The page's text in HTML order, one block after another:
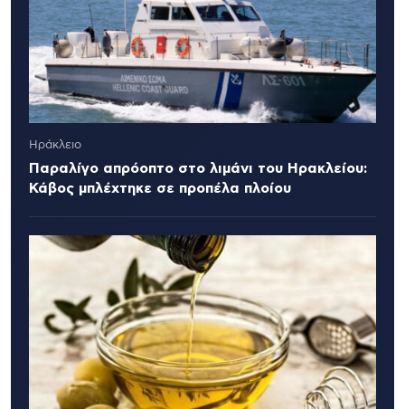
Ηράκλειο
Παραλίγο απρόοπτο στο λιμάνι του Ηρακλείου:
Κάβος μπλέχτηκε σε προπέλα πλοίου